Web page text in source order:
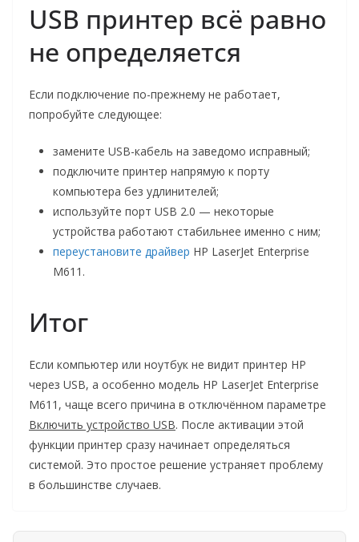
USB принтер всё равно
не определяется
Если подключение по-прежнему не работает,
попробуйте следующее:
замените USB-кабель на заведомо исправный;
подключите принтер напрямую к порту
компьютера без удлинителей;
используйте порт USB 2.0 — некоторые
устройства работают стабильнее именно с ним;
переустановите драйвер HP LaserJet Enterprise
M611.
Итог
Если компьютер или ноутбук не видит принтер HP
через USB, а особенно модель HP LaserJet Enterprise
M611, чаще всего причина в отключённом параметре
Включить устройство USB. После активации этой
функции принтер сразу начинает определяться
системой. Это простое решение устраняет проблему
в большинстве случаев.